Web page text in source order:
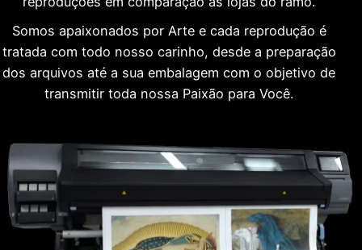
Somos apaixonados por Arte e cada reprodução é
tratada com todo nosso carinho, desde a preparação
dos arquivos até a sua embalagem com o objetivo de
transmitir toda nossa Paixão para Você.